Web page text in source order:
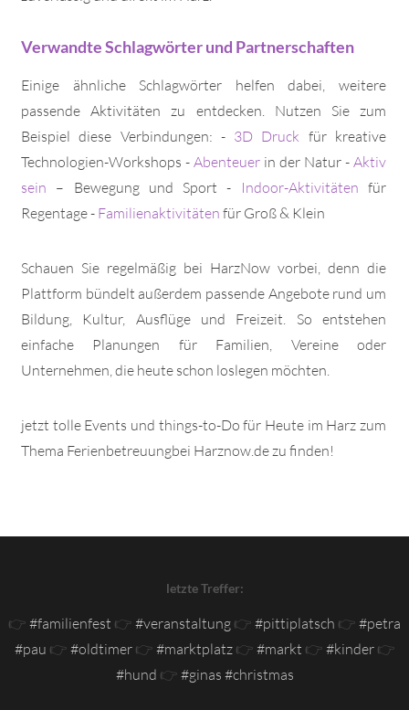
Verwandte Schlagwörter und Partnerschaften
Einige ähnliche Schlagwörter helfen dabei, weitere
passende Aktivitäten zu entdecken. Nutzen Sie zum
Beispiel diese Verbindungen: - 3D Druck für kreative
Technologien-Workshops - Abenteuer in der Natur - Aktiv
sein – Bewegung und Sport - Indoor-Aktivitäten für
Regentage - Familienaktivitäten für Groß & Klein
Schauen Sie regelmäßig bei HarzNow vorbei, denn die
Plattform bündelt außerdem passende Angebote rund um
Bildung, Kultur, Ausflüge und Freizeit. So entstehen
einfache Planungen für Familien, Vereine oder
Unternehmen, die heute schon loslegen möchten.
jetzt tolle Events und things-to-Do für Heute im Harz zum
Thema Ferienbetreuungbei Harznow.de zu finden!
letzte Treffer:
👉 #familienfest 👉 #veranstaltung 👉 #pittiplatsch 👉 #petra
#pau 👉 #oldtimer👉 #marktplatz👉 #markt 👉 #kinder👉
#hund 👉 #ginas #christmas